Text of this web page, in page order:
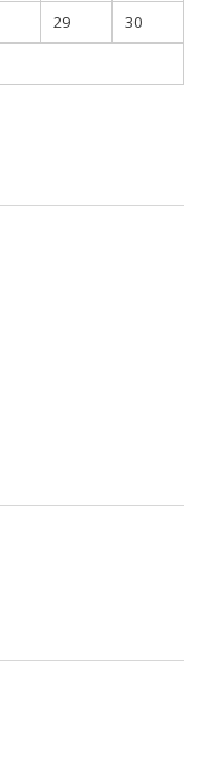
29
30